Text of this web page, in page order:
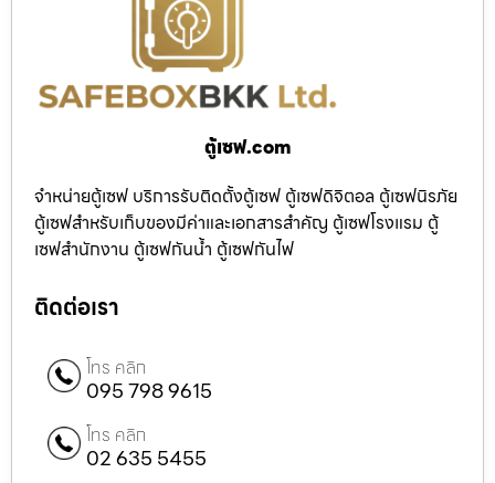
ตู้เซฟ.com
จำหน่ายตู้เซฟ บริการรับติดตั้งตู้เซฟ ตู้เซฟดิจิตอล ตู้เซฟนิรภัย
ตู้เซฟสำหรับเก็บของมีค่าและเอกสารสำคัญ ตู้เซฟโรงแรม ตู้
เซฟสำนักงาน ตู้เซฟกันน้ำ ตู้เซฟกันไฟ
ติดต่อเรา
โทร คลิก
095 798 9615
โทร คลิก
02 635 5455